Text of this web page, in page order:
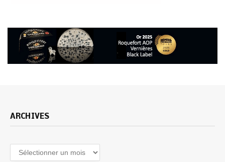
ARCHIVES
Archives